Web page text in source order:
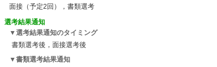
面接（予定2回），書類選考
選考結果通知
選考結果通知のタイミング
書類選考後，面接選考後
書類選考結果通知